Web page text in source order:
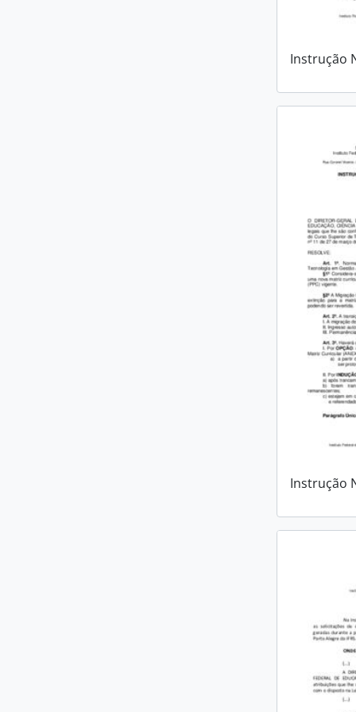
Instrução
Instrução